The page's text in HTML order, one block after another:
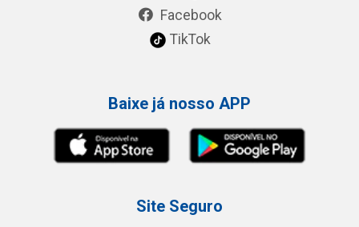
Facebook
TikTok
Baixe já nosso APP
Site Seguro